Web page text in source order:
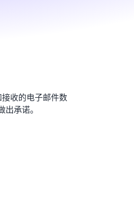
接收的电子邮件数
承诺。